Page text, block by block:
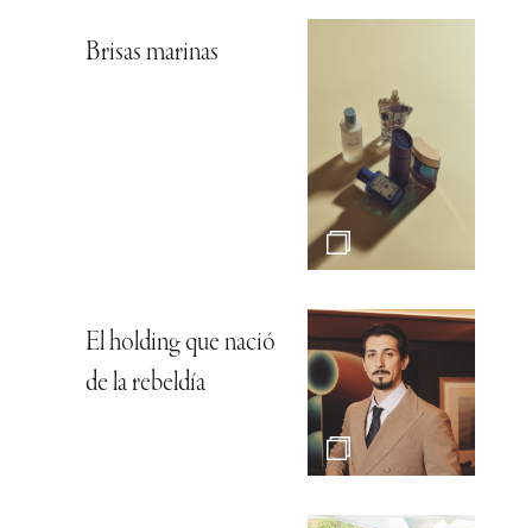
Brisas marinas
El holding que nació
de la rebeldía